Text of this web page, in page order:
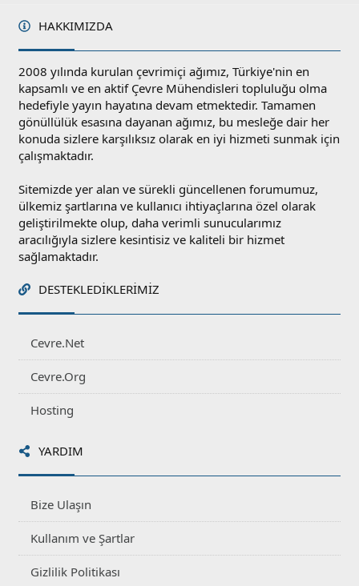
HAKKIMIZDA
2008 yılında kurulan çevrimiçi ağımız, Türkiye'nin en
kapsamlı ve en aktif Çevre Mühendisleri topluluğu olma
hedefiyle yayın hayatına devam etmektedir. Tamamen
gönüllülük esasına dayanan ağımız, bu mesleğe dair her
konuda sizlere karşılıksız olarak en iyi hizmeti sunmak için
çalışmaktadır.
Sitemizde yer alan ve sürekli güncellenen forumumuz,
ülkemiz şartlarına ve kullanıcı ihtiyaçlarına özel olarak
geliştirilmekte olup, daha verimli sunucularımız
aracılığıyla sizlere kesintisiz ve kaliteli bir hizmet
sağlamaktadır.
DESTEKLEDIKLERIMIZ
Cevre.Net
Cevre.Org
Hosting
YARDIM
Bize Ulaşın
Kullanım ve Şartlar
Gizlilik Politikası